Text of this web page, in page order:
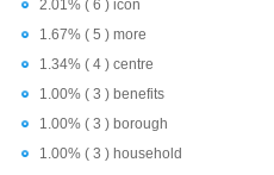
2.01% ( 6 ) icon
1.67% ( 5 ) more
1.34% ( 4 ) centre
1.00% ( 3 ) benefits
1.00% ( 3 ) borough
1.00% ( 3 ) household